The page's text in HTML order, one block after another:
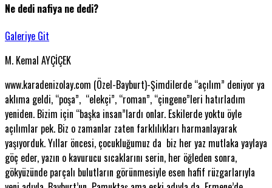
Ne dedi nafiya ne dedi?
Galeriye Git
M. Kemal AYÇİÇEK
www.karadenizolay.com (Özel-Bayburt)-Şimdilerde “açılım” deniyor ya
aklıma geldi, “poşa”, “elekçi”, “roman”, “çingene”leri hatırladım
yeniden. Bizim için “başka insan”lardı onlar. Eskilerde yoktu öyle
açılımlar pek. Biz o zamanlar zaten farklılıkları harmanlayarak
yaşıyorduk. Yıllar öncesi, çocukluğumuz da biz her yaz mutlaka yaylaya
göç eder, yazın o kavurucu sıcaklarını serin, her öğleden sonra,
gökyüzünde parçalı bulutların görünmesiyle esen hafif rüzgarlarıyla